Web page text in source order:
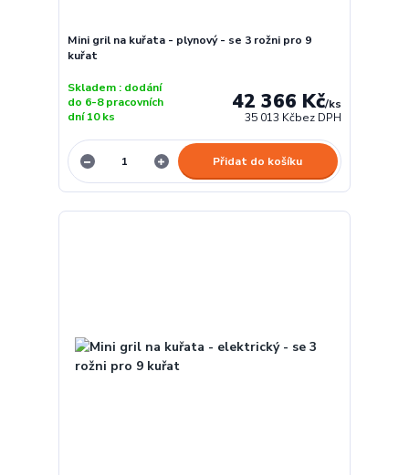
Mini gril na kuřata - plynový - se 3 rožni pro 9
kuřat
42 366 Kč/ks
35 013 Kčbez DPH
Skladem : dodání
do 6-8 pracovních
dní 10 ks
Přidat do košíku